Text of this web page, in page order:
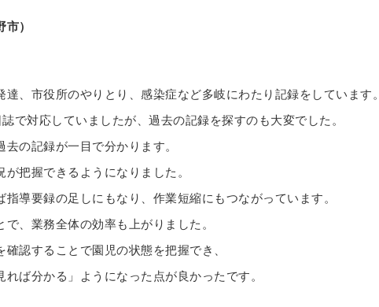
）
、市役所のやりとり、感染症など多岐にわたり記録をしています。
で対応していましたが、過去の記録を探すのも大変でした。
の記録が一目で分かります。
把握できるようになりました。
導要録の足しにもなり、作業短縮にもつながっています。
、業務全体の効率も上がりました。
認することで園児の状態を把握でき、
ば分かる」ようになった点が良かったです。